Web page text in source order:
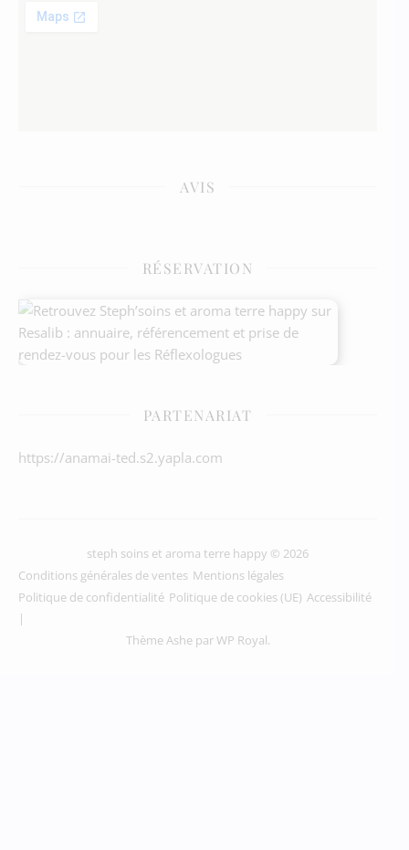
AVIS
RÉSERVATION
PARTENARIAT
https://anamai-ted.s2.yapla.com
steph soins et aroma terre happy © 2026
Conditions générales de ventes Mentions légales
Politique de confidentialité Politique de cookies (UE) Accessibilité
Thème Ashe parWP Royal.